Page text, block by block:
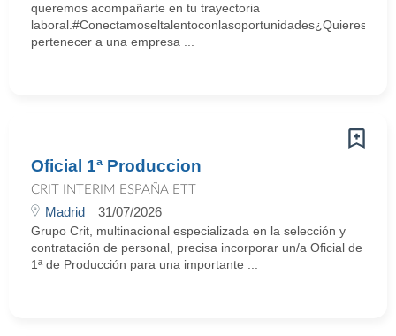
queremos acompañarte en tu trayectoria
laboral.#Conectamoseltalentoconlasoportunidades¿Quieres
pertenecer a una empresa ...
Oficial 1ª Produccion
CRIT INTERIM ESPAÑA ETT
Madrid 31/07/2026
Grupo Crit, multinacional especializada en la selección y
contratación de personal, precisa incorporar un/a Oficial de
1ª de Producción para una importante ...